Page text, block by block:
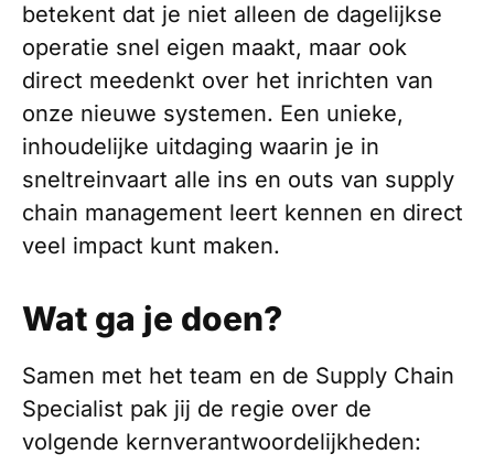
betekent dat je niet alleen de dagelijkse
operatie snel eigen maakt, maar ook
direct meedenkt over het inrichten van
onze nieuwe systemen. Een unieke,
inhoudelijke uitdaging waarin je in
sneltreinvaart alle ins en outs van supply
chain management leert kennen en direct
veel impact kunt maken.
Wat ga je doen?
Samen met het team en de Supply Chain
Specialist pak jij de regie over de
volgende kernverantwoordelijkheden: